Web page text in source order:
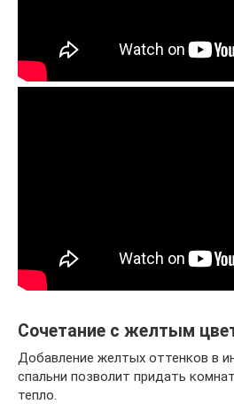
Сочетание с желтым
Добавление желтых оттенков в
спальни позволит придать
тепло.